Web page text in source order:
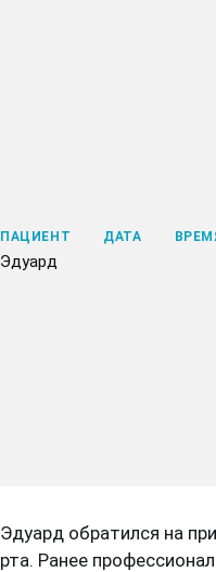
ПАЦИЕНТ
Эдуард
ДАТА
Эдуард обратился на
рта. Ранее